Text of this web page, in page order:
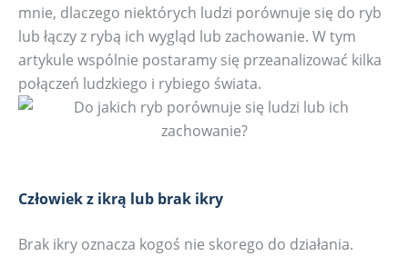
mnie, dlaczego niektórych ludzi porównuje się do ryb
lub łączy z rybą ich wygląd lub zachowanie. W tym
artykule wspólnie postaramy się przeanalizować kilka
połączeń ludzkiego i rybiego świata.
Człowiek z ikrą lub brak ikry
Brak ikry oznacza kogoś nie skorego do działania.